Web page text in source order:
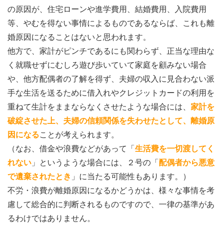
の原因が、住宅ローンや進学費用、結婚費用、入院費用
等、やむを得ない事情によるものであるならば、これも離
婚原因になることはないと思われます。
他方で、家計がピンチであるにも関わらず、正当な理由な
く就職せずにむしろ遊び歩いていて家庭を顧みない場合
や、他方配偶者の了解を得ず、夫婦の収入に見合わない派
手な生活を送るために借入れやクレジットカードの利用を
重ねて生計をままならなくさせたような場合には、 家計を
破綻させた上、夫婦の信頼関係を失わせたとして、離婚原
因になることが考えられます。
（なお、借金や浪費などがあって「 生活費を一切渡してく
れない 」というような場合には、２号の「 配偶者から悪意
で遺棄されたとき 」に当たる可能性もあります。）
不労・浪費が離婚原因になるかどうかは、様々な事情を考
慮して総合的に判断されるものですので、一律の基準があ
るわけではありません。